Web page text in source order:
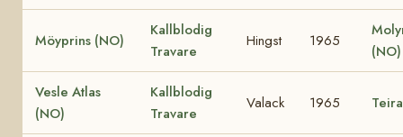
Möyprins (NO)
Kallblodig
Travare
Hingst 1965
Vesle Atlas
(NO)
Kallblodig
Travare
Valack 1965